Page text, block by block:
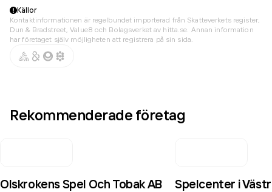
Källor
Kontaktinformationen är regelbundet importerad från Skatteverkets register,
Dun & Bradstreet, Value8 och Bolagsverket av hitta.se. Annan information
har företaget själv möjligheten att registrera på sin sida.
Rekommenderade företag
Olskrokens Spel Och Tobak AB Spelcenter i